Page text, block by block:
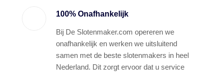
100% Onafhankelijk
Bij De Slotenmaker.com opereren we
onafhankelijk en werken we uitsluitend
samen met de beste slotenmakers in heel
Nederland. Dit zorgt ervoor dat u service